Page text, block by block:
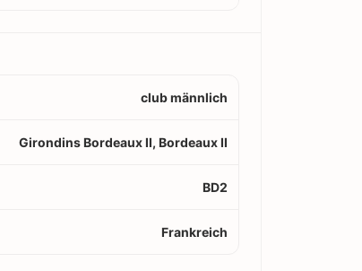
club männlich
Girondins Bordeaux II, Bordeaux II
BD2
Frankreich